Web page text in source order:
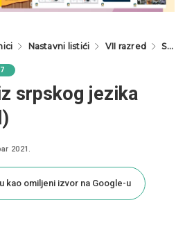
Nastavni listići VII razred Strani jezik 7
srpskog jezika
2021.
kao omiljeni izvor na Google-u